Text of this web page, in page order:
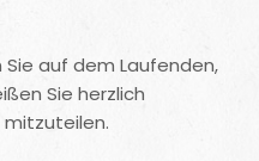
auf dem Laufenden,
Sie herzlich
mitzuteilen.